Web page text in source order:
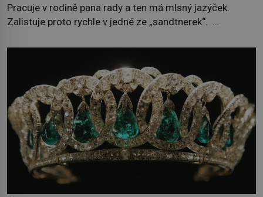
Pracuje v rodině pana rady a ten má mlsný jazýček.
Zalistuje proto rychle v jedné ze „sandtnerek“.
povzdechne si směrem ke služce, kterou má v kuchyni k
ruce. Ještě v prvních letech nové republiky fungoval kvůli
nedostatku zboží přídělový systém. […]